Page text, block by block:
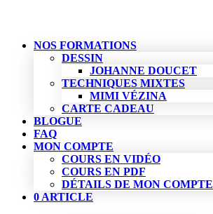
NOS FORMATIONS
DESSIN
JOHANNE DOUCET
TECHNIQUES MIXTES
MIMI VÉZINA
CARTE CADEAU
BLOGUE
FAQ
MON COMPTE
COURS EN VIDÉO
COURS EN PDF
DÉTAILS DE MON COMPTE
0 ARTICLE